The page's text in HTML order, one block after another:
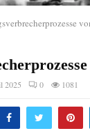
2025 0 1081